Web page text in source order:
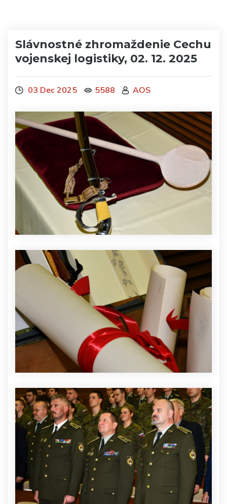
Slávnostné zhromaždenie Cechu
vojenskej logistiky, 02. 12. 2025
03 Dec 2025 5588 AOS